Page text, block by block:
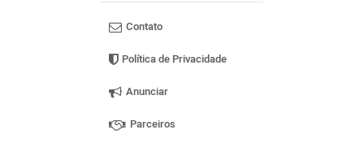
Contato
Política de Privacidade
Anunciar
Parceiros